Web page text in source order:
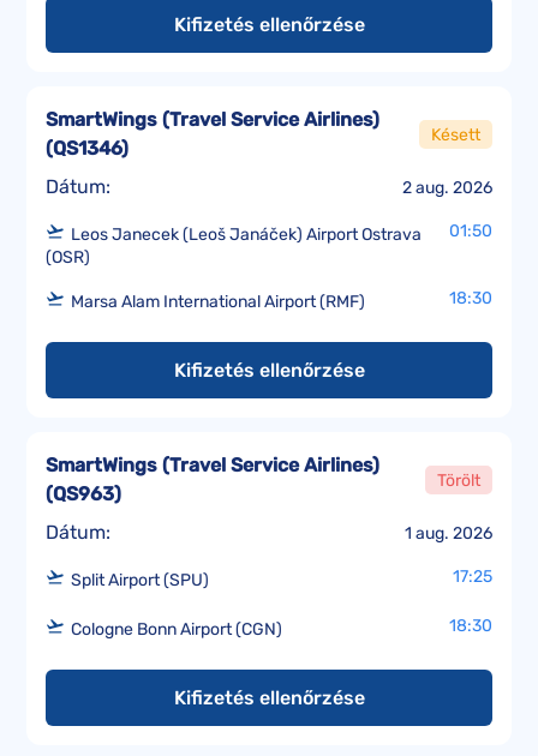
Kifizetés ellenőrzése
Dátum: 2 aug. 2026
SmartWings (Travel Service Airlines)
(QS1346)
Késett
Leos Janecek (Leoš Janáček) Airport Ostrava
(OSR)
01:50
Marsa Alam International Airport (RMF) 18:30
Kifizetés ellenőrzése
Dátum: 1 aug. 2026
SmartWings (Travel Service Airlines)
(QS963)
Törölt
Split Airport (SPU) 17:25
Cologne Bonn Airport (CGN) 18:30
Kifizetés ellenőrzése